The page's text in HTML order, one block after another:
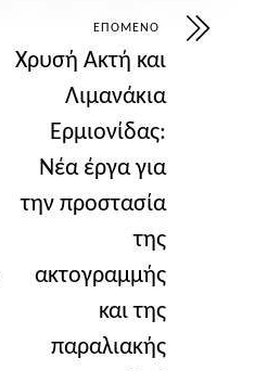
ΕΠΌΜΕΝΟ
Χρυσή Ακτή και
Λιμανάκια
Ερμιονίδας:
Νέα έργα για
την προστασία
της
ακτογραμμής
και της
παραλιακής